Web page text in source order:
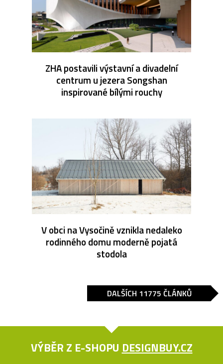
ZHA postavili výstavní a divadelní
centrum u jezera Songshan
inspirované bílými rouchy
V obci na Vysočině vznikla nedaleko
rodinného domu moderně pojatá
stodola
DALŠÍCH 11775 ČLÁNKŮ
VÝBĚR Z E-SHOPU DESIGNBUY.CZ